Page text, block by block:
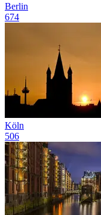
Berlin
674
Köln
506